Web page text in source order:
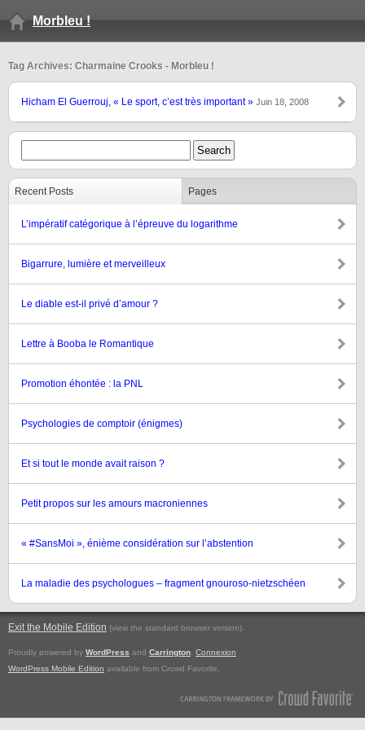
Morbleu !
Tag Archives: Charmaine Crooks - Morbleu !
Hicham El Guerrouj, « Le sport, c’est très important » Juin 18, 2008
Recent Posts Pages
L’impératif catégorique à l’épreuve du logarithme
Bigarrure, lumière et merveilleux
Le diable est-il privé d’amour ?
Lettre à Booba le Romantique
Promotion éhontée : la PNL
Psychologies de comptoir (énigmes)
Et si tout le monde avait raison ?
Petit propos sur les amours macroniennes
« #SansMoi », énième considération sur l’abstention
La maladie des psychologues – fragment gnouroso-nietzschéen
Exit the Mobile Edition (view the standard browser version).
Proudly powered by WordPress and Carrington Connexion
WordPress Mobile Edition available from Crowd Favorite.